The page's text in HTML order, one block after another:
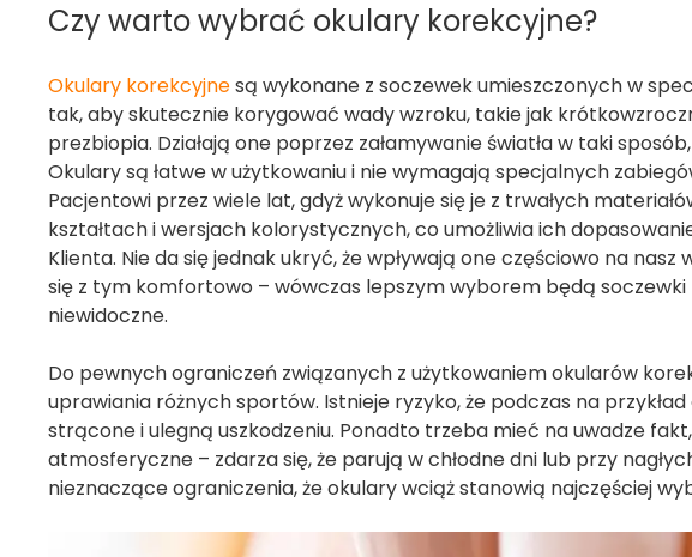
Czy warto wybrać okulary korekcyjne?
Okulary korekcyjnesą wykonane z soczewek umieszczonych w
tak, aby skutecznie korygować wady wzroku, takie jak
prezbiopia. Działają one poprzez załamywanie światła w taki
Okulary są łatwe w użytkowaniu i nie wymagają specjalnych
Pacjentowi przez wiele lat, gdyż wykonuje się je z trwałych
kształtach i wersjach kolorystycznych, co umożliwia ich
Klienta. Nie da się jednak ukryć, że wpływają one częściowo na
się z tym komfortowo – wówczas lepszym wyborem będą
niewidoczne.
Do pewnych ograniczeń związanych z użytkowaniem okularów
uprawiania różnych sportów. Istnieje ryzyko, że podczas na
strącone i ulegną uszkodzeniu. Ponadto trzeba mieć na uwadze
atmosferyczne – zdarza się, że parują w chłodne dni lub przy
nieznaczące ograniczenia, że okulary wciąż stanowią najczęściej